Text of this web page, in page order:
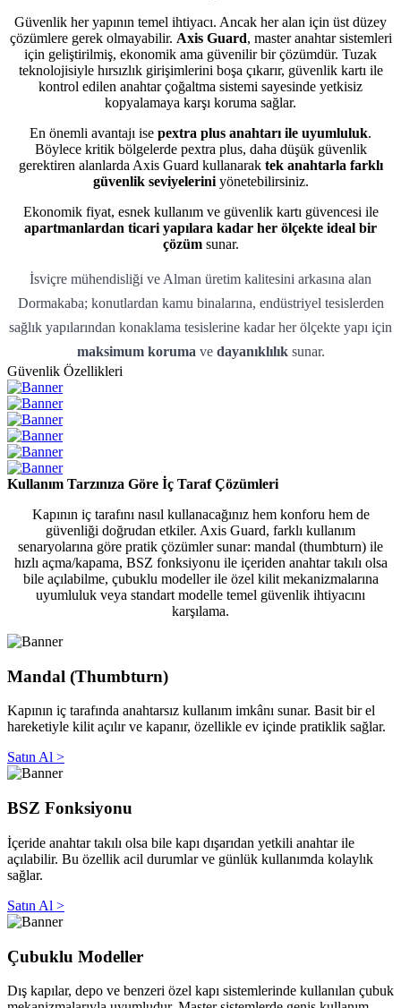
Güvenlik her yapının temel ihtiyacı. Ancak her alan için üst düzey
çözümlere gerek olmayabilir. Axis Guard, master anahtar sistemleri
için geliştirilmiş, ekonomik ama güvenilir bir çözümdür. Tuzak
teknolojisiyle hırsızlık girişimlerini boşa çıkarır, güvenlik kartı ile
kontrol edilen anahtar çoğaltma sistemi sayesinde yetkisiz
kopyalamaya karşı koruma sağlar.
En önemli avantajı ise pextra plus anahtarı ile uyumluluk.
Böylece kritik bölgelerde pextra plus, daha düşük güvenlik
gerektiren alanlarda Axis Guard kullanarak tek anahtarla farklı
güvenlik seviyeleriniyönetebilirsiniz.
Ekonomik fiyat, esnek kullanım ve güvenlik kartı güvencesi ile
apartmanlardan ticari yapılara kadar her ölçekte ideal bir
çözümsunar.
İsviçre mühendisliği ve Alman üretim kalitesini arkasına alan
Dormakaba; konutlardan kamu binalarına, endüstriyel tesislerden
sağlık yapılarından konaklama tesislerine kadar her ölçekte yapı için
maksimum koruma ve dayanıklılıksunar.
Güvenlik Özellikleri
Kullanım Tarzınıza Göre İç Taraf Çözümleri
Kapının iç tarafını nasıl kullanacağınız hem konforu hem de
güvenliği doğrudan etkiler. Axis Guard, farklı kullanım
senaryolarına göre pratik çözümler sunar: mandal (thumbturn) ile
hızlı açma/kapama, BSZ fonksiyonu ile içeriden anahtar takılı olsa
bile açılabilme, çubuklu modeller ile özel kilit mekanizmalarına
uyumluluk veya standart modelle temel güvenlik ihtiyacını
karşılama.
Mandal (Thumbturn)
Kapının iç tarafında anahtarsız kullanım imkânı sunar. Basit bir el
hareketiyle kilit açılır ve kapanır, özellikle ev içinde pratiklik sağlar.
Satın Al >
BSZ Fonksiyonu
İçeride anahtar takılı olsa bile kapı dışarıdan yetkili anahtar ile
açılabilir. Bu özellik acil durumlar ve günlük kullanımda kolaylık
sağlar.
Satın Al >
Çubuklu Modeller
Dış kapılar, depo ve benzeri özel kapı sistemlerinde kullanılan çubuk